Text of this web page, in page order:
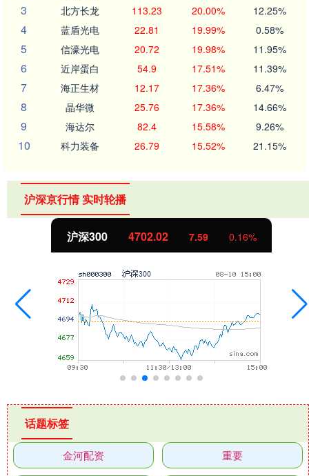
3 北方长龙 113.23 20.00% 12.25%
4 蓝盾光电 22.81 19.99% 0.58%
5 信濠光电 20.72 19.98% 11.95%
6 近岸蛋白 54.9 17.51% 11.39%
7 海正生材 12.17 17.36% 6.47%
8 晶华微 25.76 17.36% 14.66%
9 海达尔 82.4 15.58% 9.26%
10 科力装备 26.79 15.52% 21.15%
沪深京行情 实时轮播
北证50 1122.88 -11.37 -1.00%
话题标签
金河配资 重要